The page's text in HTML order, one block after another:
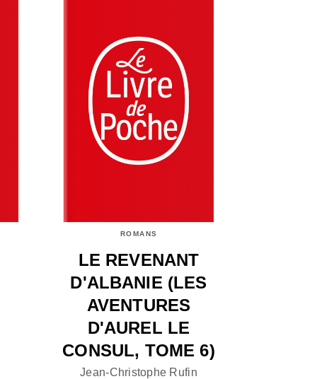
ROMANS
LE REVENANT
D'ALBANIE (LES
AVENTURES
D'AUREL LE
CONSUL, TOME 6)
Jean-Christophe Rufin